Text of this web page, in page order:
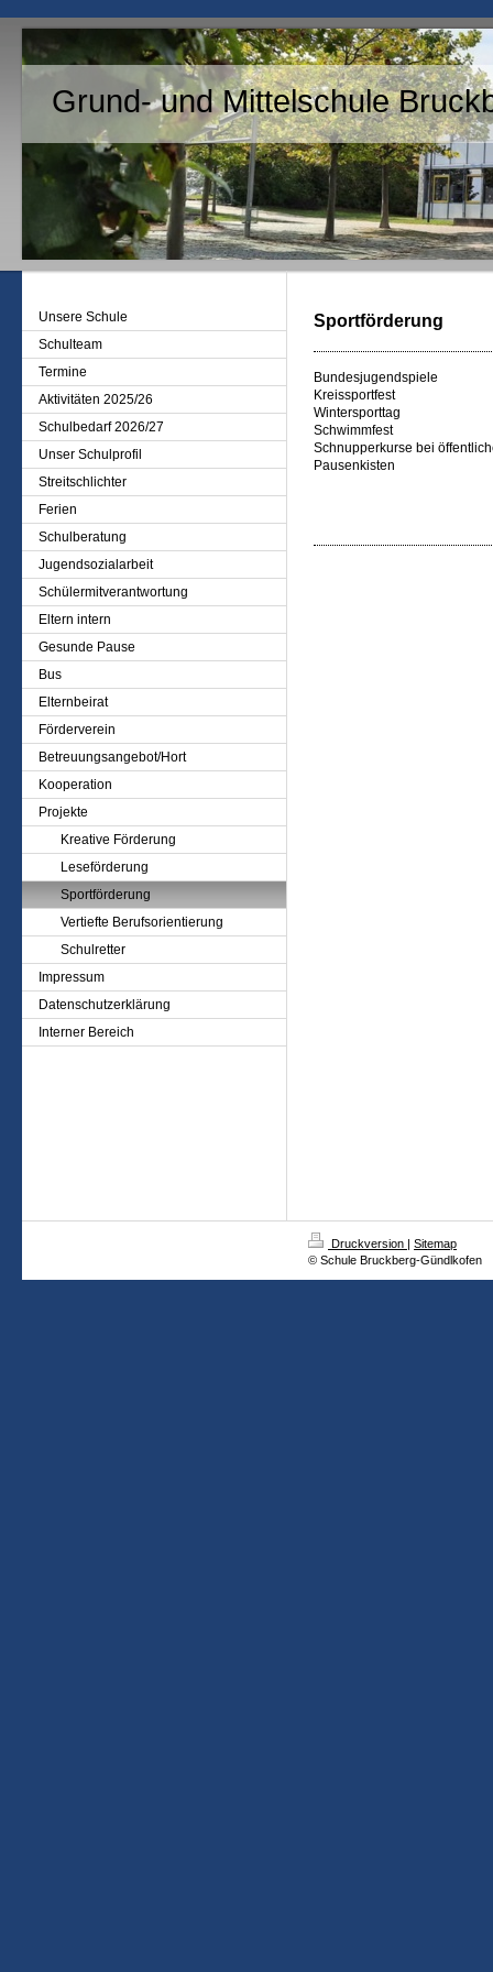
Grund- und Mittelschule
Unsere Schule
Schulteam
Termine
Aktivitäten 2025/26
Schulbedarf 2026/27
Unser Schulprofil
Streitschlichter
Ferien
Schulberatung
Jugendsozialarbeit
Schülermitverantwortung
Eltern intern
Gesunde Pause
Bus
Elternbeirat
Förderverein
Betreuungsangebot/Hort
Kooperation
Projekte
Kreative Förderung
Leseförderung
Sportförderung
Vertiefte Berufsorientierung
Schulretter
Impressum
Datenschutzerklärung
Interner Bereich
Sportförderung
Bundesjugendspiele
Kreissportfest
Wintersporttag
Schwimmfest
Schnupperkurse bei
Pausenkisten
Druckversion | Sitemap
© Schule Bruckberg-Gündlkofen